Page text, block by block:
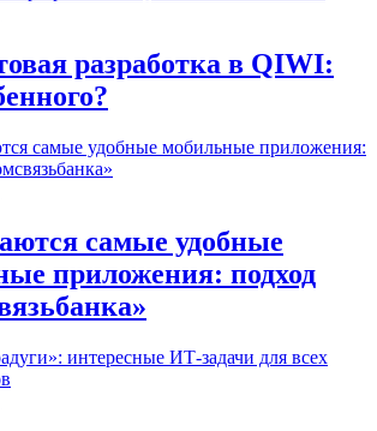
разработка в QIWI:
самые удобные
приложения: подход